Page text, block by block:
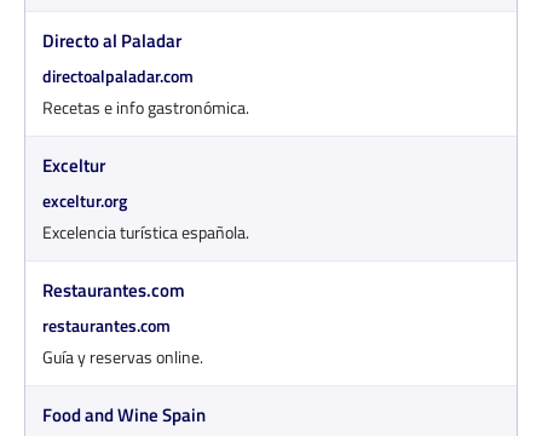
Directo al Paladar
directoalpaladar.com
Recetas e info gastronómica.
Exceltur
exceltur.org
Excelencia turística española.
Restaurantes.com
restaurantes.com
Guía y reservas online.
Food and Wine Spain